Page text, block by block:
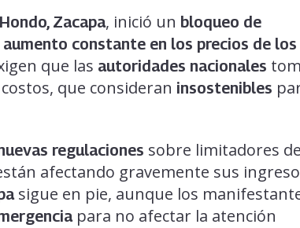
Zacapa, inició un bloqueo de
aumento constante en los precios de los
que las autoridades nacionales
que consideran insostenibles
regulaciones sobre limitadores de
afectando gravemente sus
sigue en pie, aunque los
para no afectar la atención